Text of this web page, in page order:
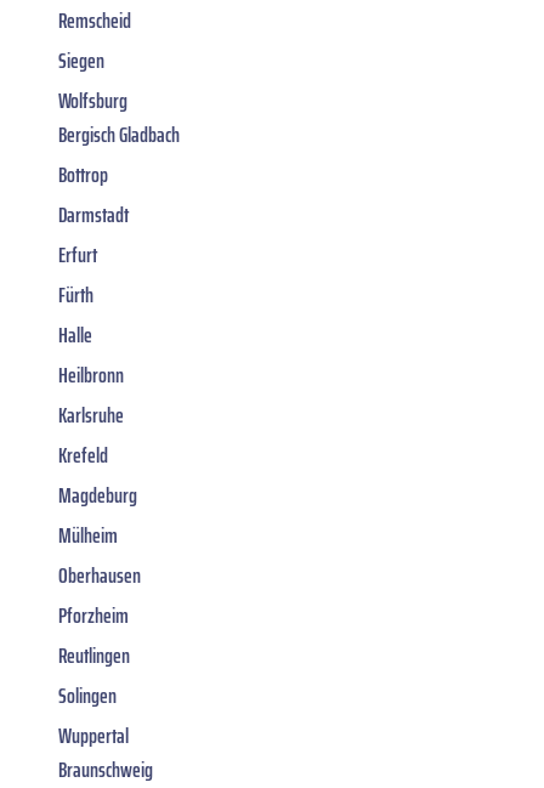
Remscheid
Siegen
Wolfsburg
Bergisch Gladbach
Bottrop
Darmstadt
Erfurt
Fürth
Halle
Heilbronn
Karlsruhe
Krefeld
Magdeburg
Mülheim
Oberhausen
Pforzheim
Reutlingen
Solingen
Wuppertal
Braunschweig